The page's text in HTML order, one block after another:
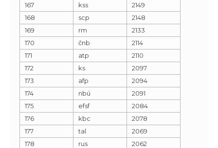
167
kss
2149
168
scp
2148
169
rm
2133
170
čnb
2114
171
atp
2110
172
ks
2097
173
afp
2094
174
nbú
2091
175
efsf
2084
176
kbc
2078
177
tal
2069
178
rus
2062